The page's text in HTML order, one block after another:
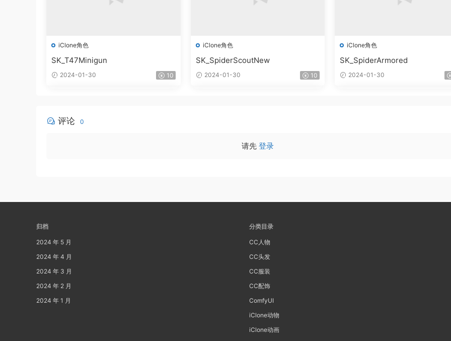
iClone角色
SK_T47Minigun
2024-01-30 10
iClone角色
SK_SpiderScoutNew
2024-01-30 10
iClone角色
SK_SpiderArmored
2024-01-30
评论 0
请先 登录
归档
2024 年 5 月
2024 年 4 月
2024 年 3 月
2024 年 2 月
2024 年 1 月
分类目录
CC人物
CC头发
CC服装
CC配饰
ComfyUI
iClone动物
iClone动画